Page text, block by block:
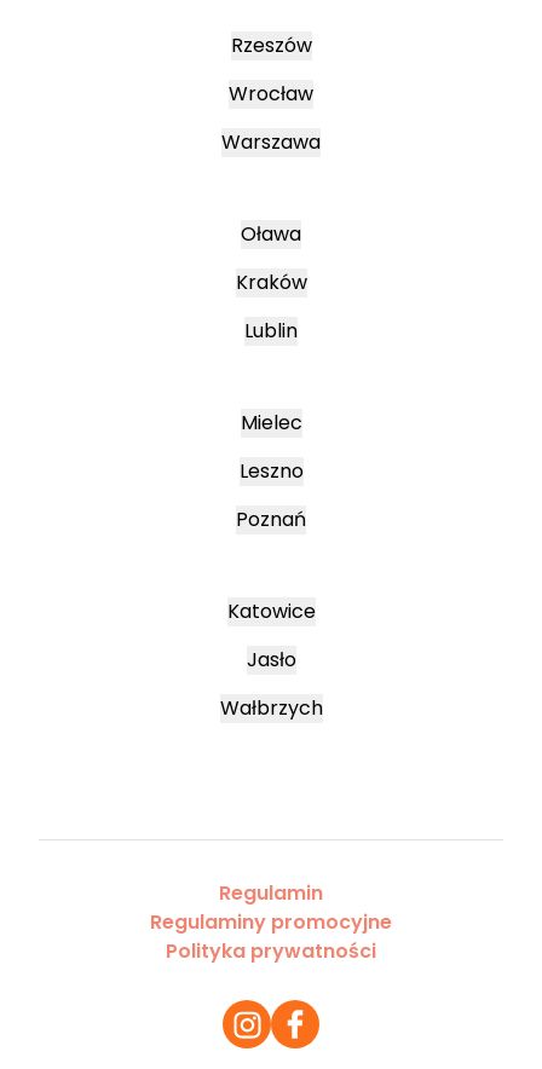
Rzeszów
Wrocław
Warszawa
Oława
Kraków
Lublin
Mielec
Leszno
Poznań
Katowice
Jasło
Wałbrzych
Regulamin
Regulaminy promocyjne
Polityka prywatności